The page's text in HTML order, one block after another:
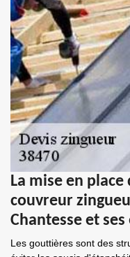
La mise en
couvreur
Chantesse et
Les gouttières sont des